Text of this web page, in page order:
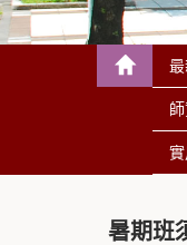
暑期班